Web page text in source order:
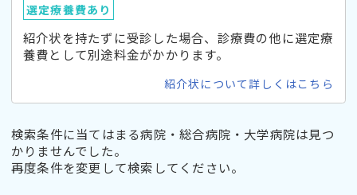
選定療養費あり
紹介状を持たずに受診した場合、診療費の他に選定療
養費として別途料金がかかります。
紹介状について詳しくはこちら
検索条件に当てはまる病院・総合病院・大学病院は見つ
かりませんでした。
再度条件を変更して検索してください。